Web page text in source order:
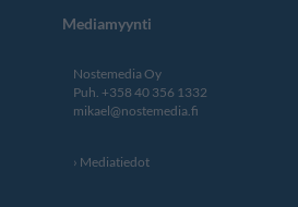
Mediamyynti
Nostemedia Oy
Puh. +358 40 356 1332
mikael@nostemedia.fi
Mediatiedot